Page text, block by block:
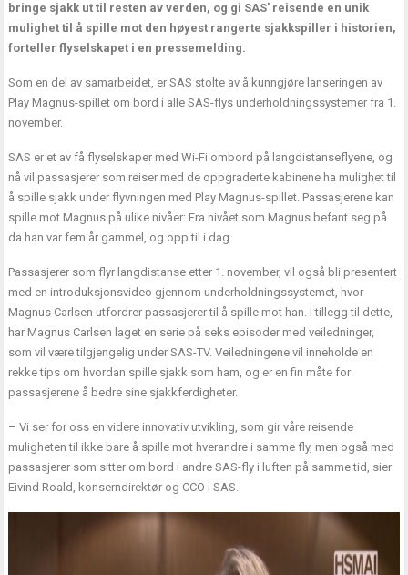
bringe sjakk ut til resten av verden, og gi SAS’ reisende en unik
mulighet til å spille mot den høyest rangerte sjakkspiller i historien,
forteller flyselskapet i en pressemelding.
Som en del av samarbeidet, er SAS stolte av å kunngjøre lanseringen av
Play Magnus-spillet om bord i alle SAS-flys underholdningssystemer fra 1.
november.
SAS er et av få flyselskaper med Wi-Fi ombord på langdistanseflyene, og
nå vil passasjerer som reiser med de oppgraderte kabinene ha mulighet til
å spille sjakk under flyvningen med Play Magnus-spillet. Passasjerene kan
spille mot Magnus på ulike nivåer: Fra nivået som Magnus befant seg på
da han var fem år gammel, og opp til i dag.
Passasjerer som flyr langdistanse etter 1. november, vil også bli presentert
med en introduksjonsvideo gjennom underholdningssystemet, hvor
Magnus Carlsen utfordrer passasjerer til å spille mot han. I tillegg til dette,
har Magnus Carlsen laget en serie på seks episoder med veiledninger,
som vil være tilgjengelig under SAS-TV. Veiledningene vil inneholde en
rekke tips om hvordan spille sjakk som ham, og er en fin måte for
passasjerene å bedre sine sjakkferdigheter.
– Vi ser for oss en videre innovativ utvikling, som gir våre reisende
muligheten til ikke bare å spille mot hverandre i samme fly, men også med
passasjerer som sitter om bord i andre SAS-fly i luften på samme tid, sier
Eivind Roald, konserndirektør og CCO i SAS.